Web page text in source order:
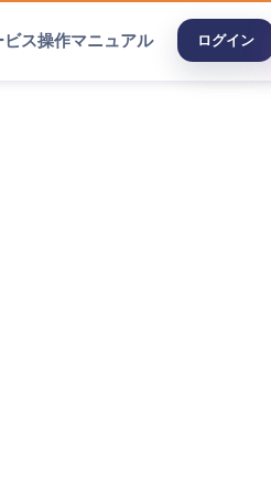
ス操作マニュアル ログイン